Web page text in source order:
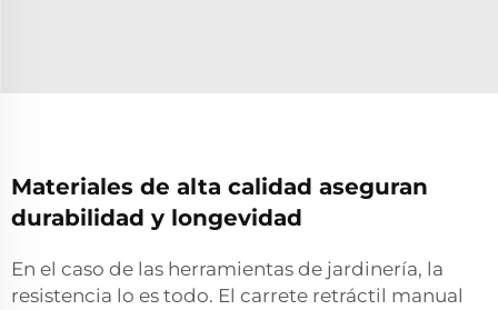
Materiales de alta calidad aseguran
durabilidad y longevidad
En el caso de las herramientas de jardinería, la
resistencia lo es todo. El carrete retráctil manual